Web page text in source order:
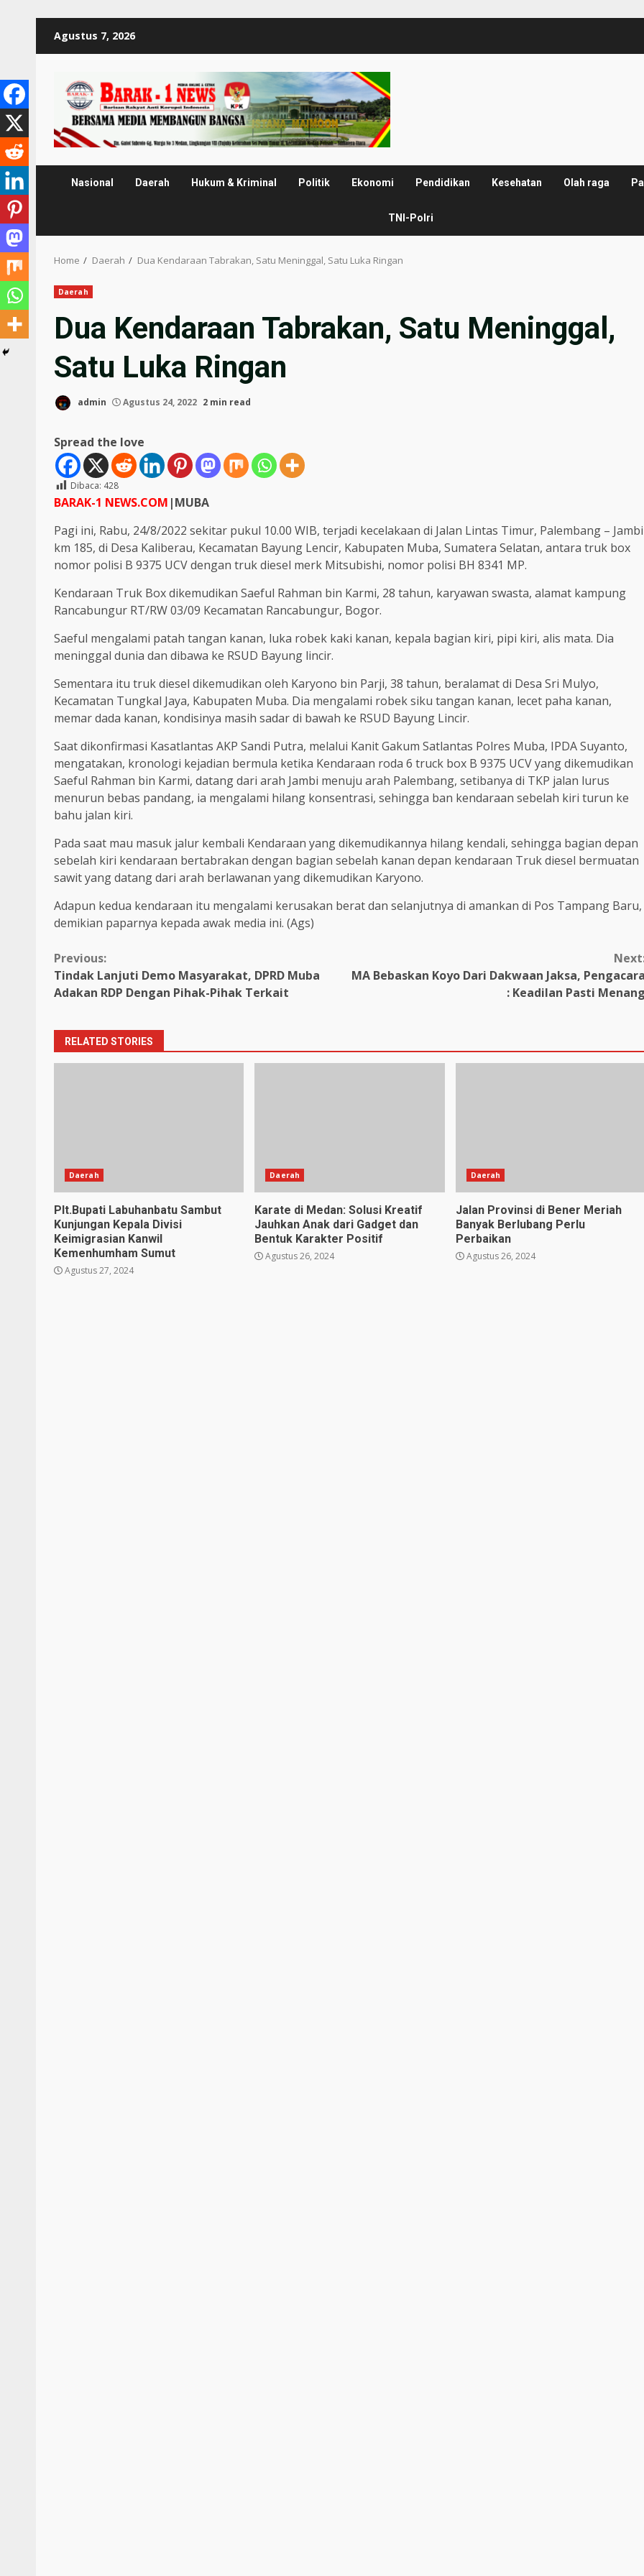
Agustus 7, 2026
Nasional Daerah Hukum & Kriminal Politik Ekonomi Pendidikan Kesehatan Olah raga
TNI-Polri
Home Daerah Dua Kendaraan Tabrakan, Satu Meninggal, Satu Luka Ringan
Daerah
Dua Kendaraan Tabrakan, Satu Meninggal,
Satu Luka Ringan
admin Agustus 24, 2022 2 min read
Spread the love
Dibaca: 428
BARAK-1 NEWS.COM |MUBA
Pagi ini, Rabu, 24/8/2022 sekitar pukul 10.00 WIB, terjadi kecelakaan di Jalan Lintas Timur, Palembang – Jambi
km 185, di Desa Kaliberau, Kecamatan Bayung Lencir, Kabupaten Muba, Sumatera Selatan, antara truk box
nomor polisi B 9375 UCV dengan truk diesel merk Mitsubishi, nomor polisi BH 8341 MP.
Kendaraan Truk Box dikemudikan Saeful Rahman bin Karmi, 28 tahun, karyawan swasta, alamat kampung
Rancabungur RT/RW 03/09 Kecamatan Rancabungur, Bogor.
Saeful mengalami patah tangan kanan, luka robek kaki kanan, kepala bagian kiri, pipi kiri, alis mata. Dia
meninggal dunia dan dibawa ke RSUD Bayung lincir.
Sementara itu truk diesel dikemudikan oleh Karyono bin Parji, 38 tahun, beralamat di Desa Sri Mulyo,
Kecamatan Tungkal Jaya, Kabupaten Muba. Dia mengalami robek siku tangan kanan, lecet paha kanan,
memar dada kanan, kondisinya masih sadar di bawah ke RSUD Bayung Lincir.
Saat dikonfirmasi Kasatlantas AKP Sandi Putra, melalui Kanit Gakum Satlantas Polres Muba, IPDA Suyanto,
mengatakan, kronologi kejadian bermula ketika Kendaraan roda 6 truck box B 9375 UCV yang dikemudikan
Saeful Rahman bin Karmi, datang dari arah Jambi menuju arah Palembang, setibanya di TKP jalan lurus
menurun bebas pandang, ia mengalami hilang konsentrasi, sehingga ban kendaraan sebelah kiri turun ke
bahu jalan kiri.
Pada saat mau masuk jalur kembali Kendaraan yang dikemudikannya hilang kendali, sehingga bagian depan
sebelah kiri kendaraan bertabrakan dengan bagian sebelah kanan depan kendaraan Truk diesel bermuatan
sawit yang datang dari arah berlawanan yang dikemudikan Karyono.
Adapun kedua kendaraan itu mengalami kerusakan berat dan selanjutnya di amankan di Pos Tampang Baru,
demikian paparnya kepada awak media ini. (Ags)
Continue
Reading
Previous:
Tindak Lanjuti Demo Masyarakat, DPRD Muba
Adakan RDP Dengan Pihak-Pihak Terkait
MA Bebaskan Koyo Dari Dakwaan Jaksa,
: Keadilan Pasti
RELATED STORIES
Daerah
Plt.Bupati Labuhanbatu Sambut
Kunjungan Kepala Divisi
Keimigrasian Kanwil
Kemenhumham Sumut
Agustus 27, 2024
Daerah
Karate di Medan: Solusi Kreatif
Jauhkan Anak dari Gadget dan
Bentuk Karakter Positif
Agustus 26, 2024
Daerah
Jalan Provinsi di Bener Meriah
Banyak Berlubang Perlu
Perbaikan
Agustus 26, 2024